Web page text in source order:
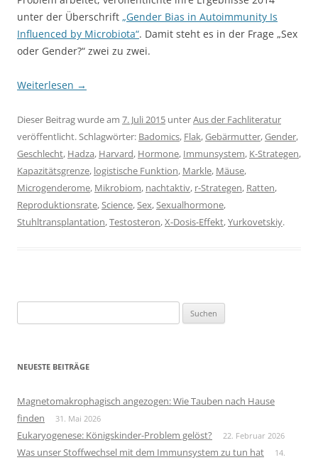
unter der Überschrift „Gender Bias in Autoimmunity Is
Influenced by Microbiota“. Damit steht es in der Frage „Sex
oder Gender?“ zwei zu zwei.
Weiterlesen →
Dieser Beitrag wurde am 7. Juli 2015 unterAus der Fachliteratur
veröffentlicht. Schlagwörter: Badomics, Flak,Gebärmutter,Gender,
Geschlecht, Hadza, Harvard, Hormone, Immunsystem, K-Strategen,
Kapazitätsgrenze, logistische Funktion, Markle, Mäuse,
Microgenderome, Mikrobiom, nachtaktiv, r-Strategen, Ratten,
Reproduktionsrate,Science,Sex,Sexualhormone,
Stuhltransplantation,Testosteron,X-Dosis-Effekt,Yurkovetskiy.
nach:
NEUESTE BEITRÄGE
Magnetomakrophagisch angezogen: Wie Tauben nach Hause
finden
31. Mai 2026
Eukaryogenese: Königskinder-Problem gelöst? 22. Februar 2026
Was unser Stoffwechsel mit dem Immunsystem zu tun hat
14.